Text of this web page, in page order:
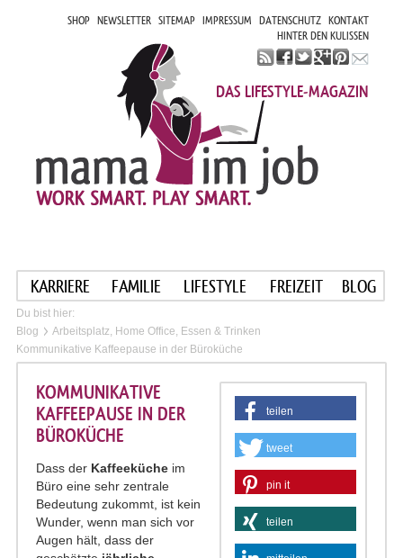
SHOP NEWSLETTER SITEMAP IMPRESSUM DATENSCHUTZ KONTAKT
HINTER DEN KULISSEN
DAS LIFESTYLE-MAGAZIN
KARRIERE FAMILIE LIFESTYLE FREIZEIT BLOG
Du bist hier:
Blog
Arbeitsplatz, Home Office, Essen & Trinken
Kommunikative Kaffeepause in der Büroküche
teilen
tweet
pin it
teilen
KOMMUNIKATIVE
KAFFEEPAUSE IN DER
BÜROKÜCHE
Dass der Kaffeeküche im
Büro eine sehr zentrale
Bedeutung zukommt, ist kein
Wunder, wenn man sich vor
Augen hält, dass der